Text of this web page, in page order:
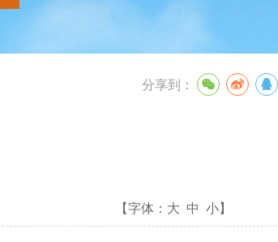
分享到：
【字体： 大 中 小】